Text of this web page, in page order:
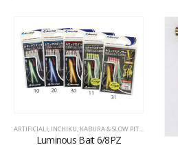
ARTIFICIALI, INCHIKU, KABURA & SLOW PITCH
Luminous Bait 6/8PZ